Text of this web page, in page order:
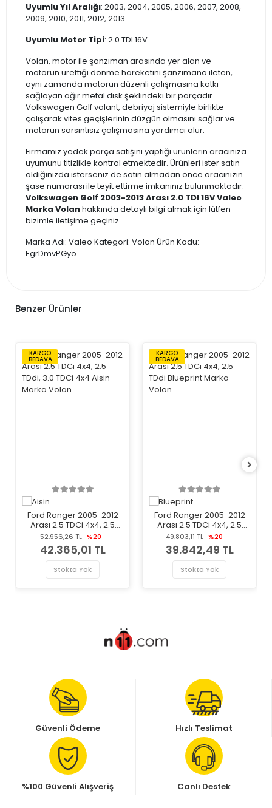
Uyumlu Yıl Aralığı: 2003, 2004, 2005, 2006, 2007, 2008,
2009, 2010, 2011, 2012, 2013
Uyumlu Motor Tipi: 2.0 TDI 16V
Volan, motor ile şanzıman arasında yer alan ve
motorun ürettiği dönme hareketini şanzımana ileten,
aynı zamanda motorun düzenli çalışmasına katkı
sağlayan ağır metal disk şeklindeki bir parçadır.
Volkswagen Golf volant, debriyaj sistemiyle birlikte
çalışarak vites geçişlerinin düzgün olmasını sağlar ve
motorun sarsıntısız çalışmasına yardımcı olur.
Firmamız yedek parça satışını yaptığı ürünlerin aracınıza
uyumunu titizlikle kontrol etmektedir. Ürünleri ister satın
aldığınızda isterseniz de satın almadan önce aracınızın
şase numarası ile teyit ettirme imkanınız bulunmaktadır.
Volkswagen Golf 2003-2013 Arası 2.0 TDI 16V Valeo
Marka Volanhakkında detaylı bilgi almak için lütfen
bizimle iletişime geçiniz.
Marka Adı: Valeo Kategori: Volan Ürün Kodu:
EgrDmvPGyo
Benzer Ürünler
KARGO
BEDAVA
Ford Ranger 2005-2012
Arası 2.5 TDCi 4x4, 2.5
TDdi, 3.0 TDCi 4x4 Aisin
Marka Volan
52.956,26 TL %20
42.365,01 TL
Stokta Yok
KARGO
BEDAVA
Ford Ranger 2005-2012
Arası 2.5 TDCi 4x4, 2.5
TDdi Blueprint Marka
Volan
49.803,11 TL %20
39.842,49 TL
Stokta Yok
Güvenli Ödeme Hızlı Teslimat
%100 Güvenli Alışveriş Canlı Destek